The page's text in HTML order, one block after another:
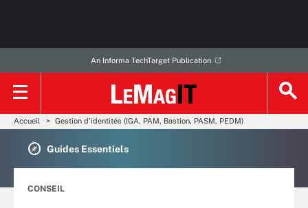
An Informa TechTarget Publication
Accueil Gestion d’identités (IGA, PAM, Bastion, PASM, PEDM)
Guides Essentiels
CONSEIL